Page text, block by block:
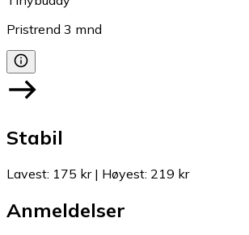
Pristrend 3 mnd
Stabil
Lavest: 175 kr| Høyest: 219 kr
Anmeldelser